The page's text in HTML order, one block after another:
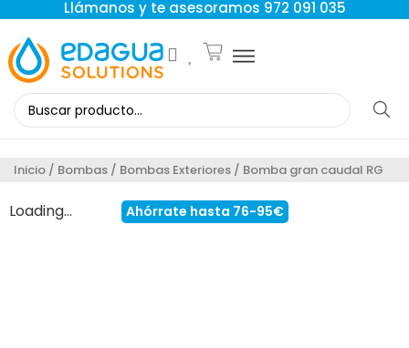
Llámanos y te asesoramos 972 091 035
Inicio / Bombas / Bombas Exteriores / Bomba gran caudal RG
Ahórrate hasta 76-95€
Loading...